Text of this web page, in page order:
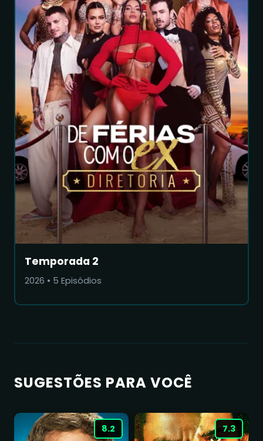
Temporada 2
2026 • 5 Episódios
SUGESTÕES PARA VOCÊ
8.2 7.3